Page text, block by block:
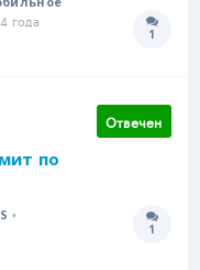
4 года
1
Отвечен
по
•
1